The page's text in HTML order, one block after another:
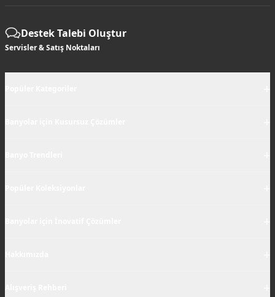
Destek Talebi Oluştur
Servisler & Satış Noktaları